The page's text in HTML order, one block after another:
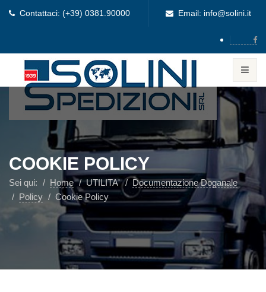
Contattaci: (+39) 0381.90000 Email: info@solini.it
COOKIE POLICY
Sei qui: Home UTILITA'
Documentazione Doganale
Policy
Cookie Policy